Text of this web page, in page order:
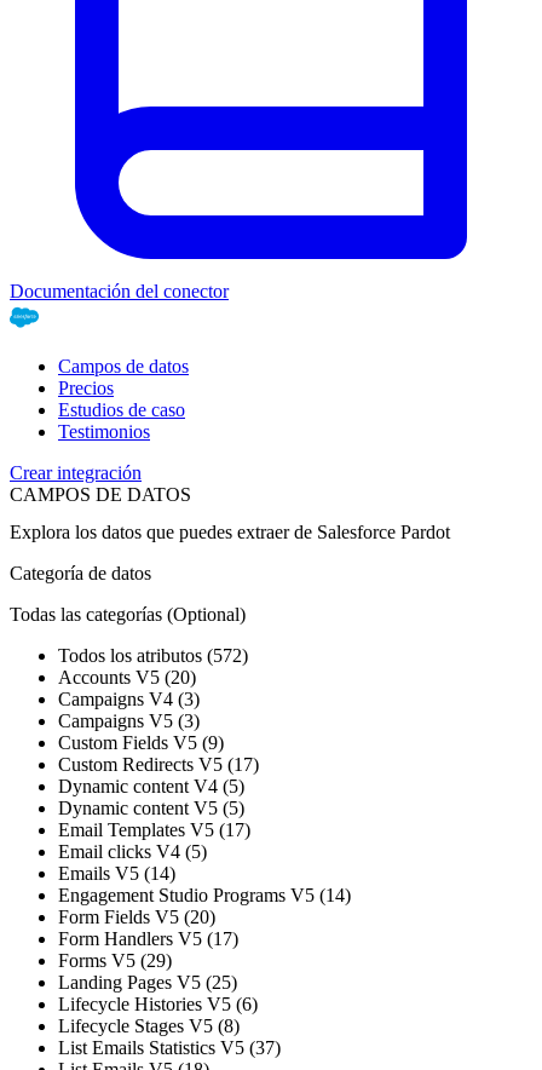
Documentación del conector
Campos de datos
Precios
Estudios de caso
Testimonios
Crear integración
CAMPOS DE DATOS
Explora los datos que puedes extraer de Salesforce Pardot
Categoría de datos
Todas las categorías (Optional)
Todos los atributos (572)
Accounts V5 (20)
Campaigns V4 (3)
Campaigns V5 (3)
Custom Fields V5 (9)
Custom Redirects V5 (17)
Dynamic content V4 (5)
Dynamic content V5 (5)
Email Templates V5 (17)
Email clicks V4 (5)
Emails V5 (14)
Engagement Studio Programs V5 (14)
Form Fields V5 (20)
Form Handlers V5 (17)
Forms V5 (29)
Landing Pages V5 (25)
Lifecycle Histories V5 (6)
Lifecycle Stages V5 (8)
List Emails Statistics V5 (37)